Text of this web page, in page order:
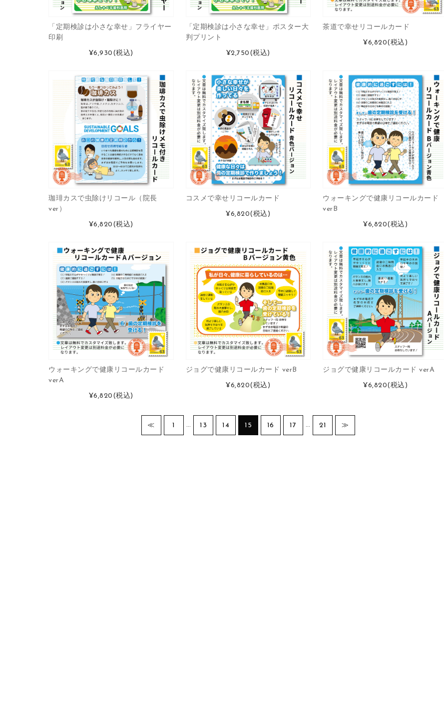
「定期検診は小さな幸せ」フライヤー
印刷
¥6,930 (税込)
「定期検診は小さな幸せ」ポスター大
判プリント
¥2,750 (税込)
茶道で幸せリコールカード
¥6,820(税込)
珈琲カスで虫除けリコール（院長
ver）
¥6,820 (税込)
コスメで幸せリコールカード
¥6,820(税込)
ウォーキングで健康リコールカード
verB
¥6,820(税込)
ウォーキングで健康リコールカード
verA
¥6,820 (税込)
ジョグで健康リコールカード verB
¥6,820(税込)
ジョグで健康リコールカード verA
¥6,820(税込)
≪ 1 … 13 14 15 16 17 … 21 ≫